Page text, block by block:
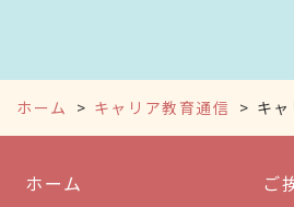
ホーム キャリア教育通信 キ
ホーム
ご